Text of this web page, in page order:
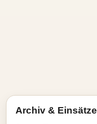
Archiv & Einsätze